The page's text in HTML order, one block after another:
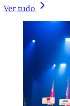
Ver tudo